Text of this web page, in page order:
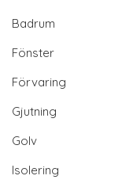
Badrum
Fönster
Förvaring
Gjutning
Golv
Isolering